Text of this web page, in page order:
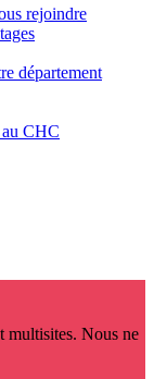
rejoindre
département
CHC
multisites. Nous ne